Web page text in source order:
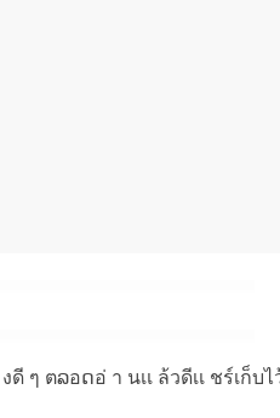
ๆ ตລอດอ่ า นเเ ล้วดีเเ ชร์เก็บ